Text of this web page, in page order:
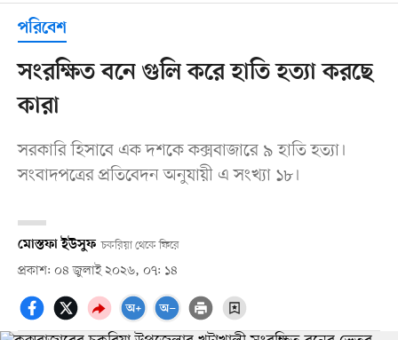
পরিবেশ
সংরক্ষিত বনে গুলি করে হাতি হত্যা করছে
কারা
সরকারি হিসাবে এক দশকে কক্সবাজারে ৯ হাতি হত্যা।
সংবাদপত্রের প্রতিবেদন অনুযায়ী এ সংখ্যা ১৮।
মোস্তফা ইউসুফ চকরিয়া থেকে ফিরে
প্রকাশ: ০৪ জুলাই ২০২৬, ০৭: ১৪